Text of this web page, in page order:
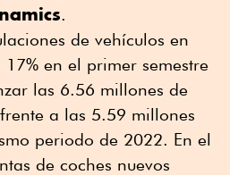
.
de vehículos en
en el primer semestre
las 6.56 millones de
a las 5.59 millones
periodo de 2022. En el
de coches nuevos